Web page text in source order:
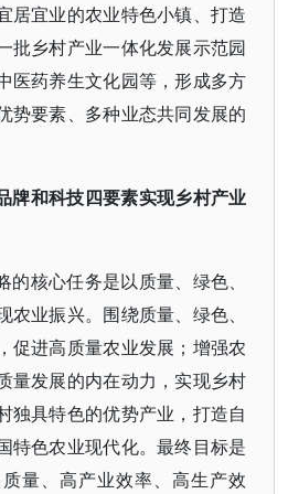
居宜业的农业特色小镇、打造
批乡村产业一体化发展示范园
医药养生文化园等，形成多方
势要素、多种业态共同发展的
牌和科技四要素实现乡村产业
的核心任务是以质量、绿色、
业振兴。围绕质量、绿色、
促进高质量农业发展；增强农
量发展的内在动力，实现乡村
独具特色的优势产业，打造自
特色农业现代化。最终目标是
量、高产业效率、高生产效